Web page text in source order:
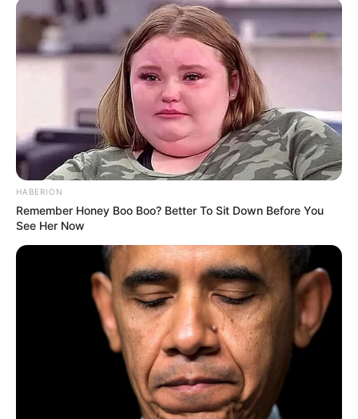
HABERION
Remember Honey Boo Boo? Better To Sit Down Before You
See Her Now